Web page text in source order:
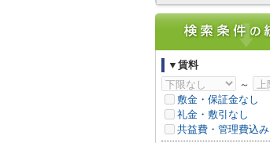
▼賃料
～
敷金・保証金なし
礼金・敷引なし
共益費・管理費込み